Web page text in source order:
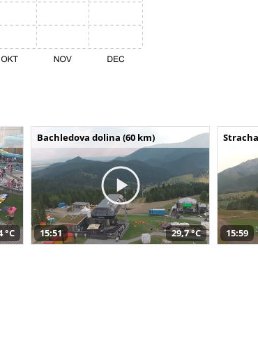
°C
Bachledova dolina (60 km)
15:51 29,7 °C 15:59